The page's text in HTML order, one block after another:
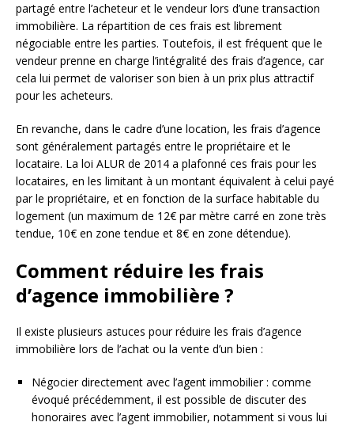
partagé entre l’acheteur et le vendeur lors d’une transaction
immobilière. La répartition de ces frais est librement
négociable entre les parties. Toutefois, il est fréquent que le
vendeur prenne en charge l’intégralité des frais d’agence, car
cela lui permet de valoriser son bien à un prix plus attractif
pour les acheteurs.
En revanche, dans le cadre d’une location, les frais d’agence
sont généralement partagés entre le propriétaire et le
locataire. La loi ALUR de 2014 a plafonné ces frais pour les
locataires, en les limitant à un montant équivalent à celui payé
par le propriétaire, et en fonction de la surface habitable du
logement (un maximum de 12€ par mètre carré en zone très
tendue, 10€ en zone tendue et 8€ en zone détendue).
Comment réduire les frais
d’agence immobilière ?
Il existe plusieurs astuces pour réduire les frais d’agence
immobilière lors de l’achat ou la vente d’un bien :
Négocier directement avec l’agent immobilier : comme
évoqué précédemment, il est possible de discuter des
honoraires avec l’agent immobilier, notamment si vous lui